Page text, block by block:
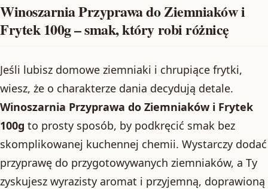
Winoszarnia Przyprawa do Ziemniaków i
Frytek 100g – smak, który robi różnicę
Jeśli lubisz domowe ziemniaki i chrupiące frytki,
wiesz, że o charakterze dania decydują detale.
Winoszarnia Przyprawa do Ziemniaków i Frytek
100g to prosty sposób, by podkręcić smak bez
skomplikowanej kuchennej chemii. Wystarczy dodać
przyprawę do przygotowywanych ziemniaków, a Ty
zyskujesz wyrazisty aromat i przyjemną, doprawioną